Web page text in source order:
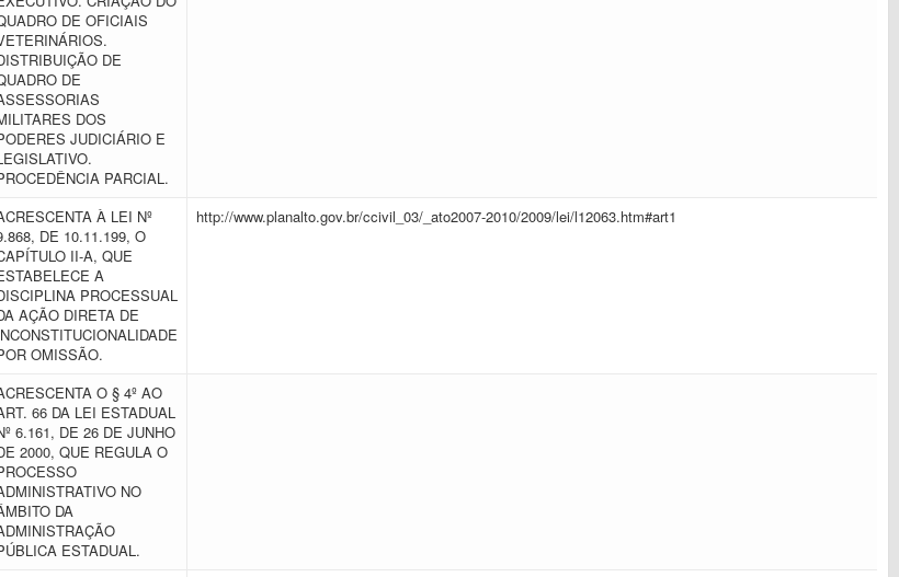
DE OFICIAIS
DE
DE
DOS
JUDICIÁRIO E
PARCIAL.
À LEI Nº
DE 10.11.199, O
II-A, QUE
A
PROCESSUAL
AÇÃO DIRETA DE
OMISSÃO.
http://www.planalto.gov.br/ccivil_03/_ato2007-2010/2009/lei/l12063.htm#art1
O § 4º AO
66 DA LEI ESTADUAL
6.161, DE 26 DE JUNHO
2000, QUE REGULA O
NO
DA
ESTADUAL.